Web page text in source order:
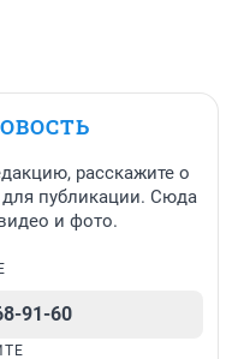
расскажите о
публикации. Сюда
и фото.
91-60